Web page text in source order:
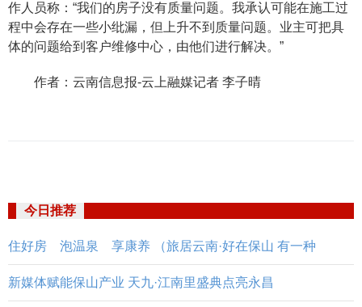
作人员称：“我们的房子没有质量问题。我承认可能在施工过
程中会存在一些小纰漏，但上升不到质量问题。业主可把具
体的问题给到客户维修中心，由他们进行解决。”
作者：云南信息报-云上融媒记者 李子晴
今日推荐
住好房 泡温泉 享康养 （旅居云南·好在保山 有一种
新媒体赋能保山产业 天九·江南里盛典点亮永昌